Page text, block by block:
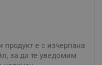
е с изчерпана
за да те уведомим